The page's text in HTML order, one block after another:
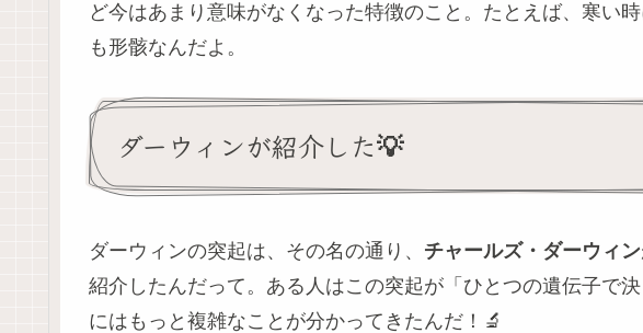
ど今はあまり意味がなくなった特徴のこと。たとえば、寒い
も形骸なんだよ。
ダーウィンが紹介した💡
ダーウィンの突起は、その名の通り、 チャールズ・ダーウィン
紹介したんだって。ある人はこの突起が「ひとつの遺伝子で
にはもっと複雑なことが分かってきたんだ！🔬